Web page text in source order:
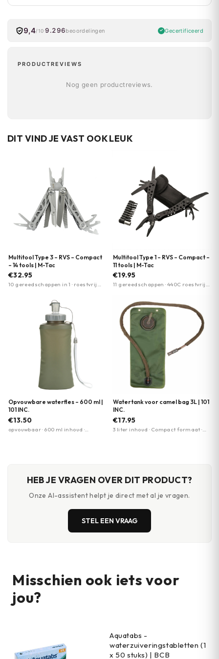
9,4/10 9.296beoordelingen Gecertificeerd
PRODUCTREVIEWS
Nog geen productreviews.
DIT VIND JE VAST OOK LEUK
Multitool Type 3 – RVS – Compact
– 14 tools | M-Tac
€32.95
10 gereedschappen in 1 · roestvrij
Multitool Type 1 – RVS – Compact –
11 tools | M-Tac
€19.95
11 gereedschappen · 440C roestvrij
Opvouwbare waterfles – 600 ml |
101 INC.
€13.50
opvouwbaar · 600 ml inhoud ·
Watertank voor camel bag 3L | 101
INC.
€17.95
3 liter inhoud · Compact formaat ·
HEB JE VRAGEN OVER DIT PRODUCT?
Onze AI-assistent helpt je direct met al je vragen.
STEL EEN VRAAG
Misschien ook iets voor
jou?
Aquatabs -
waterzuiveringstabletten (1
x 50 stuks) | BCB